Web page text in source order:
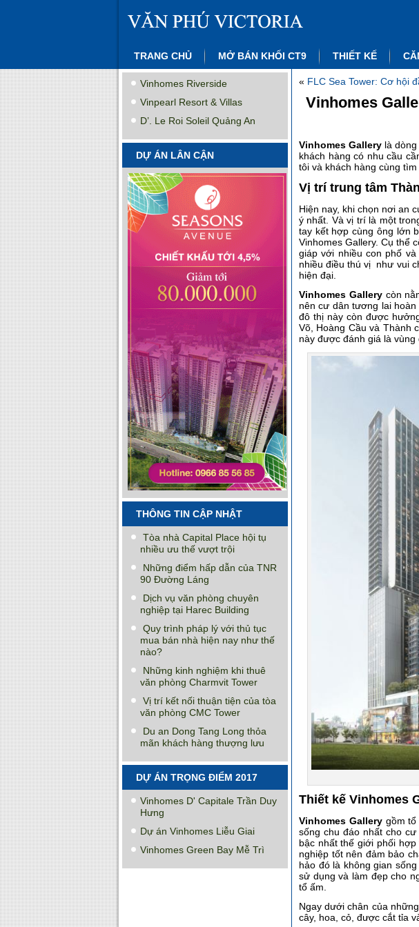
TRANG CHỦ MỞ BÁN KHỐI CT9 THIẾT KẾ
Vinhomes Riverside
Vinpearl Resort & Villas
D’. Le Roi Soleil Quảng An
DỰ ÁN LÂN CẬN
THÔNG TIN CẬP NHẬT
Tòa nhà Capital Place hội tụ
nhiều ưu thế vượt trội
Những điểm hấp dẫn của TNR
90 Đường Láng
Dịch vụ văn phòng chuyên
nghiệp tại Harec Building
Quy trình pháp lý với thủ tục
mua bán nhà hiện nay như thế
nào?
Những kinh nghiệm khi thuê
văn phòng Charmvit Tower
Vị trí kết nối thuận tiện của tòa
văn phòng CMC Tower
Du an Dong Tang Long thỏa
mãn khách hàng thượng lưu
DỰ ÁN TRỌNG ĐIỂM 2017
Vinhomes D' Capitale Trần Duy
Hưng
Dự án Vinhomes Liễu Giai
Vinhomes Green Bay Mễ Trì
« FLC Sea Tower: Cơ hội
Vinhomes
Vinhomes Gallery là
khách hàng có nhu cầu
tôi và khách hàng cùng
Vị trí trung tâm
Hiện nay, khi chọn nơi an
ý nhất. Và vị trí là một
tay kết hợp cùng ông lớn
Vinhomes Gallery. Cụ thể
giáp với nhiều con phố
nhiều điều thú vị như vui
hiện đại.
Vinhomes Gallerycòn
nên cư dân tương lai
đô thị này còn được
Võ, Hoàng Cầu và Thành
này được đánh giá là
Thiết kế Vinhomes
Vinhomes Gallerygồm tổ
sống chu đáo nhất cho
bậc nhất thế giới phối
nghiệp tốt nên đảm bảo
hảo đó là không gian
sử dụng và làm đẹp cho
tổ ấm.
Ngay dưới chân của
cây, hoa, cỏ, được cắt tỉa